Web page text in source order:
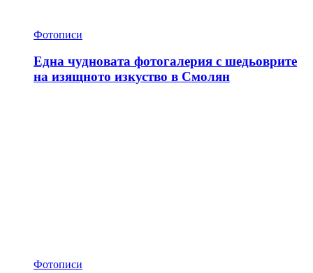
Фотописи
Една чудновата фотогалерия с шедьоврите
на изящното изкуство в Смолян
Фотописи